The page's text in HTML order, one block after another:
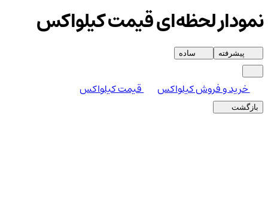
نمودار لحظه‌ای قیمت کیلواکس
پیشرفته ساده
خرید و فروش کیلواکس قیمت کیلواکس
بازگشت